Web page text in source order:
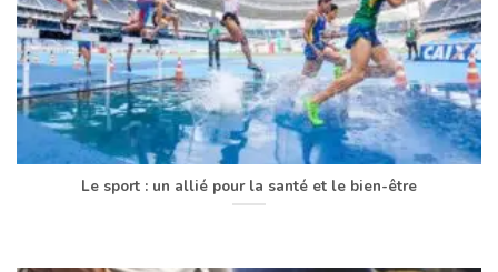
Le sport : un allié pour la santé et le bien-être